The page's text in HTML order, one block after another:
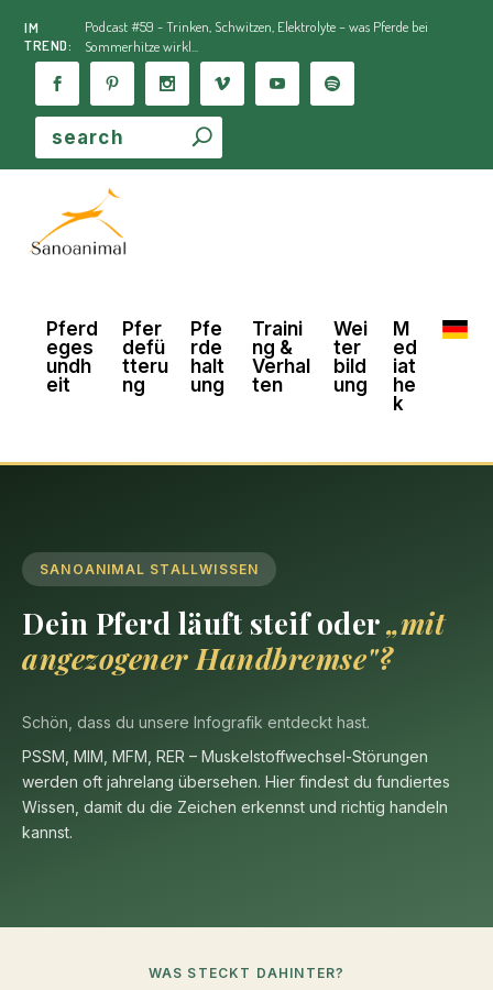
IM
TREND:
Podcast #59 - Trinken, Schwitzen, Elektrolyte – was Pferde bei
Sommerhitze wirkl...
Pferd
eges
undh
eit
Pfer
defü
tteru
ng
Pfe
rde
halt
ung
Traini
ng &
Verhal
ten
Wei
ter
bild
ung
M
ed
iat
he
k
SANOANIMAL STALLWISSEN
Dein Pferd läuft steif oder„mit
angezogener Handbremse"?
Schön, dass du unsere Infografik entdeckt hast.
PSSM, MIM, MFM, RER – Muskelstoffwechsel-Störungen
werden oft jahrelang übersehen. Hier findest du fundiertes
Wissen, damit du die Zeichen erkennst und richtig handeln
kannst.
WAS STECKT DAHINTER?